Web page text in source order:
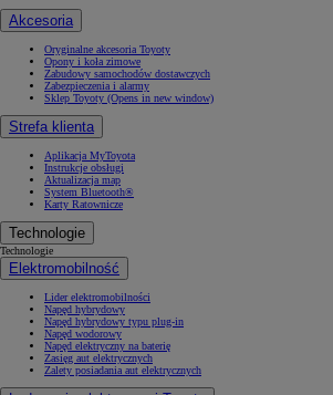
Akcesoria
Oryginalne akcesoria Toyoty
Opony i koła zimowe
Zabudowy samochodów dostawczych
Zabezpieczenia i alarmy
Sklep Toyoty (Opens in new window)
Strefa klienta
Aplikacja MyToyota
Instrukcje obsługi
Aktualizacja map
System Bluetooth®
Karty Ratownicze
Technologie
Technologie
Elektromobilność
Lider elektromobilności
Napęd hybrydowy
Napęd hybrydowy typu plug-in
Napęd wodorowy
Napęd elektryczny na baterię
Zasięg aut elektrycznych
Zalety posiadania aut elektrycznych